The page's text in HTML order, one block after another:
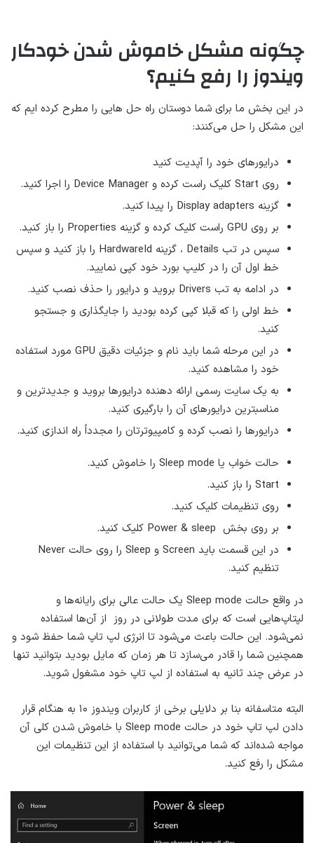
چگونه مشکل خاموش شدن خودکار
ویندوز را رفع کنیم؟
در این بخش ما برای شما دوستان راه حل هایی را مطرح کرده ایم که
این مشکل را حل می‌کنند:
درایورهای خود را آپدیت کنید
روی Start کلیک راست کرده و Device Manager را اجرا کنید.
گزینه Display adapters را پیدا کنید.
بر روی GPU راست کلیک کرده و گزینه Properties را باز کنید.
سپس در تب Details ، گزینه HardwareId را باز کنید و سپس
خط اول آن را در کلیپ بورد خود کپی نمایید.
در ادامه به تب Drivers بروید و درایور را حذف نصب کنید.
خط اولی را که قبلا کپی کرده بودید را جایگذاری و جستجو
کنید.
در این مرحله شما باید نام و جزئیات دقیق GPU مورد استفاده
خود را مشاهده کنید.
به یک سایت رسمی ارائه دهنده درایورها بروید و جدیدترین و
مناسبترین درایورهای آن را بارگیری کنید.
درایورها را نصب کرده و کامپیوترتان را مجدداً راه اندازی کنید.
حالت خواب یا Sleep mode را خاموش کنید.
Start را باز کنید.
روی تنظیمات کلیک کنید.
بر روی بخش Power & sleep کلیک کنید.
در این قسمت باید Screen و Sleep را روی حالت Never
تنظیم کنید.
در واقع حالت Sleep mode یک حالت عالی برای رایانه‌ها و
لپتاپ‌هایی است که برای مدت طولانی در روز از آن‌ها استفاده
نمی‌شود. این حالت باعث می‌شود تا انرژی لپ تاپ شما حفظ شود و
همچنین شما را قادر می‌سازد تا هر زمان که مایل بودید بتوانید تنها
در عرض چند ثانیه به استفاده از لپ تاپ خود مشغول شوید.
البته متاسفانه بنا بر دلایلی برخی از کاربران ویندوز ۱۰ به هنگام قرار
دادن لپ تاپ خود در حالت Sleep mode با خاموش شدن کلی آن
مواجه شده‌اند که شما می‌توانید با استفاده از این تنظیمات این
مشکل را رفع کنید.